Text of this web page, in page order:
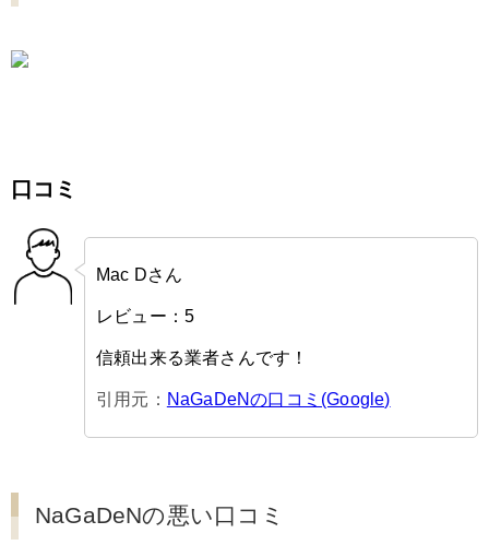
口コミ
Mac Dさん
レビュー：5
信頼出来る業者さんです！
引用元： NaGaDeNの口コミ(Google)
NaGaDeNの悪い口コミ